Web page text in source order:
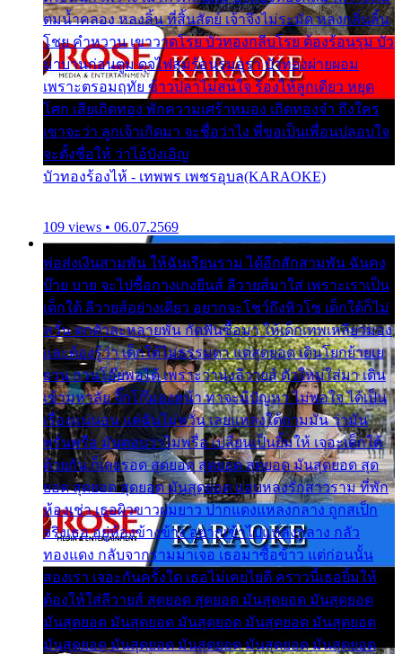
ตมน้ำคลอง หลงลิ้น ที่สิ้นสัตย์ เจ้าจึงไม่ระมัด หลงกลิ่นลิ้น
โชย คำหวาน เขาวาดโรย บัวทองกลีบโรย ต้องร้อนรุม บัว
มาบานก่อนตูม ดุจไฟสุมร้อนรุมอุรา บัวทองผ่ายผอม
เพราะตรอมฤทัย ข้าวปลาไม่สนใจ ร้องไห้ลูกเดียว หยุด
โศก เสียเถิดทอง พักความเศร้าหมอง เถิดทองจ๋า ถึงใคร
เขาจะว่า ลูกเจ้าเกิดมา จะชื่อว่าไง พี่ขอเป็นเพื่อนปลอบใจ
จะตั้งชื่อให้ ว่าไอ้บังเอิญ
บัวทองร้องไห้ - เทพพร เพชรอุบล(KARAOKE)
109 views • 06.07.2569
พ่อส่งเงินสามพัน ให้ฉันเรียนราม ได้อีกสักสามพัน ฉันคง
บ๊าย บาย จะไปซื้อกางเกงยีนส์ ลีวายส์มาใส่ เพราะเราเป็น
เด็กใต้ ลีวายส์อย่างเดียว อยากจะโชว์ถึงหิวโซ เด็กใต้ก็ไม่
หวั่น ตกตัวละหลายพัน กัดฟันซื้อมา ให้เด็กเทพเหลียวมอง
และต้องรู้ว่า เด็กใต้ไม่ธรรมดา แต่สุดยอด เดินโยกย้ายเย
ยวน กวนโอ๊ยพอได้ เพราะว่านุ่งลีวายส์ ตัวใหม่ใส่มา เดิน
เข้ามหาลัย จิ๊กโก๊มองหน้า ท่าจะมีปัญหา ไม่พอใจ ได้เป็น
เรื่องแน่นอน แต่ฉันไม่หวั่น เลยแหลงใต้ถามมัน ว่ามัน
พรั่นพรือ มันตอบว่าไม่พรื่อ เปลี่ยนเป็นยิ้มให้ เจอะเด็กใต้
ด้วยกัน ก็เลยรอด สุดยอด สุดยอด สุดยอด มันสุดยอด สุด
ยอด สุดยอด สุดยอด มันสุดยอด แอบหลงรักสาวราม ที่พัก
ห้องเช่า เธอผิวขาวผมยาว ปากแดงแหลงกลาง ถูกสเป็ก
จริงเธอ อยู่ห้องข้างข้าง อยากเข้าไปแหลงกลาง กลัว
ทองแดง กลับจากรามมาเจอ เธอมาซื้อข้าว แต่ก่อนนั้น
สองเรา เจอะกันครั้งใด เธอไม่เคยไยดี คราวนี้เธอยิ้มให้
ต้องให้ใส่ลีวายส์ สุดยอด สุดยอด มันสุดยอด มันสุดยอด
มันสุดยอด มันสุดยอด มันสุดยอด มันสุดยอด มันสุดยอด
มันสุดยอด มันสุดยอด มันสุดยอด มันสุดยอด มันสุดยอด